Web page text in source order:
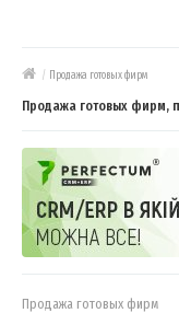
/ Продажа готовых фирм
Продажа готовых фирм,
Продажа готовых фирм